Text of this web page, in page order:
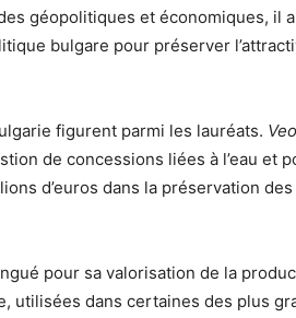
géopolitiques et économiques, il a
bulgare pour préserver
figurent parmi les lauréats.
de concessions liées à l’eau et
d’euros dans la préservation des
pour sa valorisation de la
utilisées dans certaines des plus